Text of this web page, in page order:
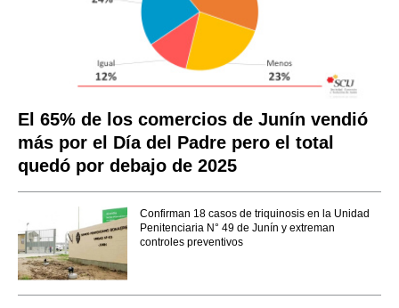
El 65% de los comercios de Junín vendió
más por el Día del Padre pero el total
quedó por debajo de 2025
Confirman 18 casos de triquinosis en la Unidad
Penitenciaria N° 49 de Junín y extreman
controles preventivos